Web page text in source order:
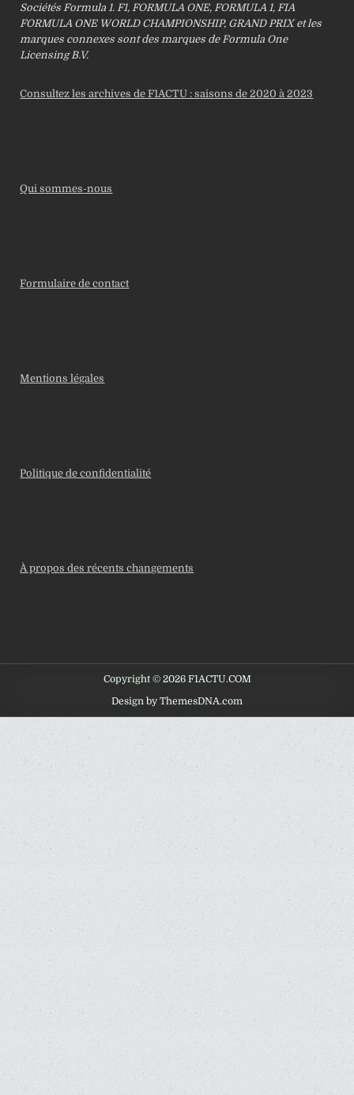
Sociétés Formula 1. F1, FORMULA ONE, FORMULA 1, FIA
FORMULA ONE WORLD CHAMPIONSHIP, GRAND PRIX et les
marques connexes sont des marques de Formula One
Licensing B.V.
Consultez les archives de F1ACTU : saisons de 2020 à 2023
Qui sommes-nous
Formulaire de contact
Mentions légales
Politique de confidentialité
À propos des récents changements
Copyright © 2026 F1ACTU.COM
Design by ThemesDNA.com